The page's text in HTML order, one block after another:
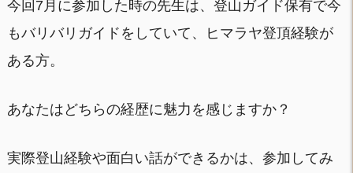
今回7月に参加した時の先生は、登山ガイド保有で今
もバリバリガイドをしていて、ヒマラヤ登頂経験が
ある方。
あなたはどちらの経歴に魅力を感じますか？
実際登山経験や面白い話ができるかは、参加してみ